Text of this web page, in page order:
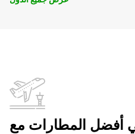
أفضل المطارات مع